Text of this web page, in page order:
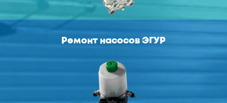
Ремонт насосов ЭГУР